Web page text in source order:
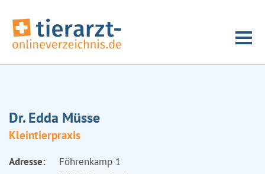
Dr. Edda Müsse
Kleintierpraxis
Adresse:
Föhrenkamp 1